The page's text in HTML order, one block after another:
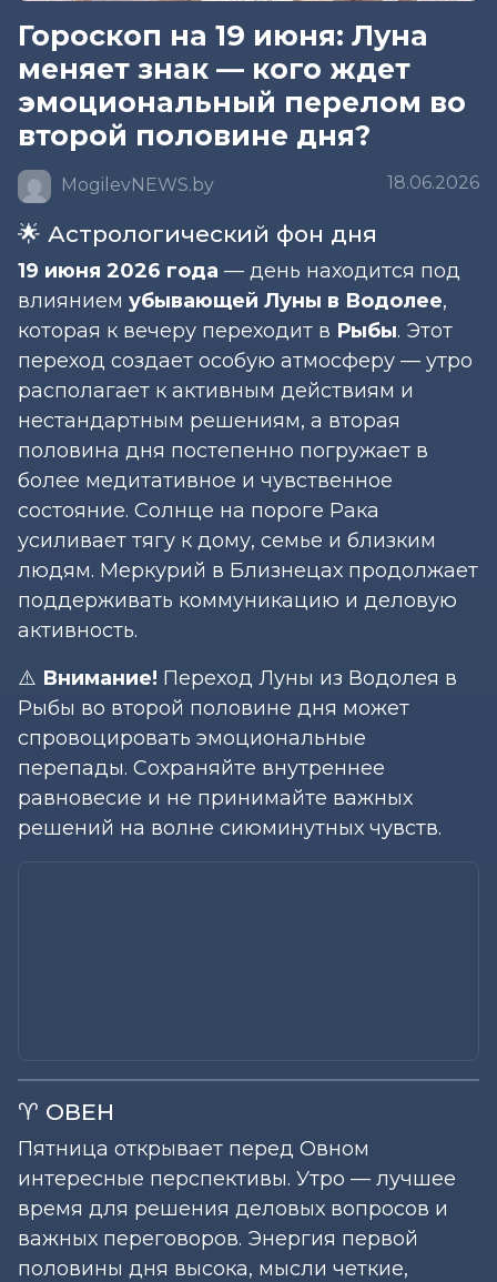
Гороскоп на 19 июня: Луна
меняет знак — кого ждет
эмоциональный перелом во
второй половине дня?
MogilevNEWS.by 18.06.2026
🌟 Астрологический фон дня
19 июня 2026 года — день находится под
влиянием убывающей Луны в Водолее,
которая к вечеру переходит в Рыбы. Этот
переход создает особую атмосферу — утро
располагает к активным действиям и
нестандартным решениям, а вторая
половина дня постепенно погружает в
более медитативное и чувственное
состояние. Солнце на пороге Рака
усиливает тягу к дому, семье и близким
людям. Меркурий в Близнецах продолжает
поддерживать коммуникацию и деловую
активность.
⚠️ Внимание! Переход Луны из Водолея в
Рыбы во второй половине дня может
спровоцировать эмоциональные
перепады. Сохраняйте внутреннее
равновесие и не принимайте важных
решений на волне сиюминутных чувств.
♈ ОВЕН
Пятница открывает перед Овном
интересные перспективы. Утро — лучшее
время для решения деловых вопросов и
важных переговоров. Энергия первой
половины дня высока, мысли четкие,